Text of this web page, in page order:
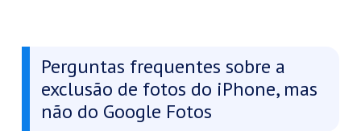
Perguntas frequentes sobre a
exclusão de fotos do iPhone, mas
não do Google Fotos